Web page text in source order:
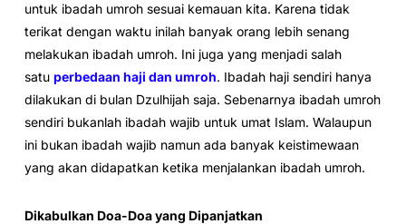
untuk ibadah umroh sesuai kemauan kita. Karena tidak
terikat dengan waktu inilah banyak orang lebih senang
melakukan ibadah umroh. Ini juga yang menjadi salah
satu perbedaan haji dan umroh. Ibadah haji sendiri hanya
dilakukan di bulan Dzulhijah saja. Sebenarnya ibadah umroh
sendiri bukanlah ibadah wajib untuk umat Islam. Walaupun
ini bukan ibadah wajib namun ada banyak keistimewaan
yang akan didapatkan ketika menjalankan ibadah umroh.
Dikabulkan Doa-Doa yang Dipanjatkan